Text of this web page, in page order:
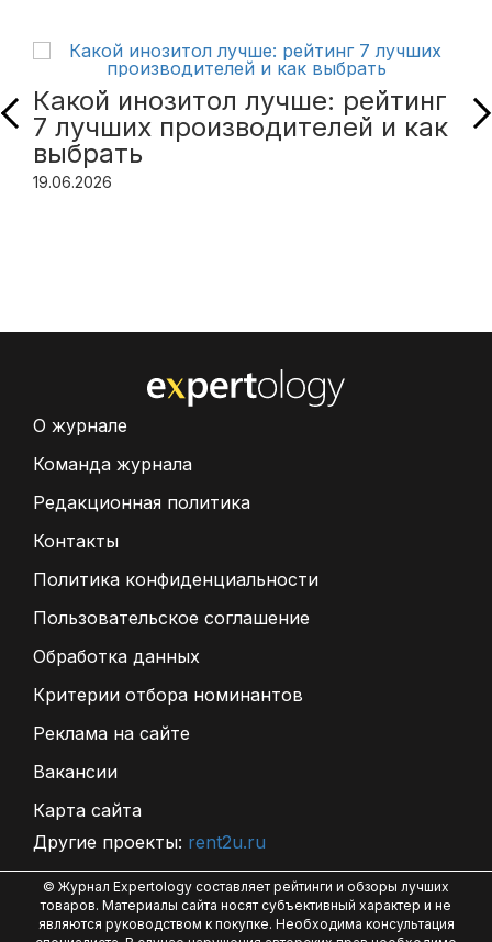
Какой инозитол лучше: рейтинг
7 лучших производителей и как
выбрать
19.06.2026
О журнале
Команда журнала
Редакционная политика
Контакты
Политика конфиденциальности
Пользовательское соглашение
Обработка данных
Критерии отбора номинантов
Реклама на сайте
Вакансии
Карта сайта
Другие проекты: rent2u.ru
© Журнал Expertology составляет рейтинги и обзоры лучших
товаров. Материалы сайта носят субъективный характер и не
являются руководством к покупке. Необходима консультация